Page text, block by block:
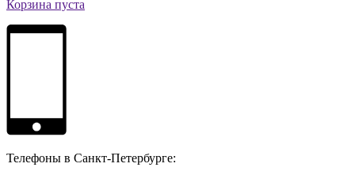
Корзина пуста
Телефоны в Санкт-Петербурге: